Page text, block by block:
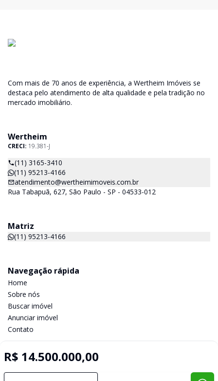
R$ 14.500.000,00
Com mais de 70 anos de experiência, a Wertheim Imóveis se
destaca pelo atendimento de alta qualidade e pela tradição no
mercado imobiliário.
Wertheim
CRECI: 19.381-J
(11) 3165-3410
(11) 95213-4166
atendimento@wertheimimoveis.com.br
Rua Tabapuã, 627, São Paulo - SP - 04533-012
Matriz
(11) 95213-4166
Navegação rápida
Home
Sobre nós
Buscar imóvel
Anunciar imóvel
Contato
Selo de Tecnologia Loft